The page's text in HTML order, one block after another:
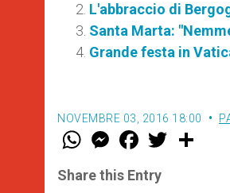
L'abbraccio di
Santa Marta:
Grande festa in
NOVEMBRE 03, 2016 18:00
W
t
s
M
e
s
e
F
a
e
b
w
Share this Entry